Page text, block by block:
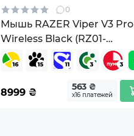
0
Мышь RAZER Viper V3 Pro
Wireless Black (RZ01-
05120100-R3G1)
8999 ₴ 563 ₴
х16 платежей